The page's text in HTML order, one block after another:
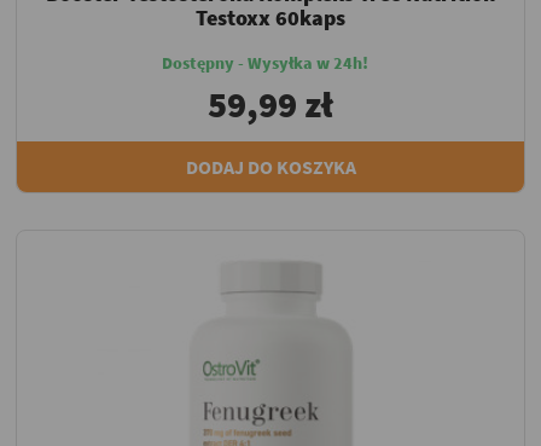
Testoxx 60kaps
Dostępny - Wysyłka w 24h!
59,99 zł
DODAJ DO KOSZYKA